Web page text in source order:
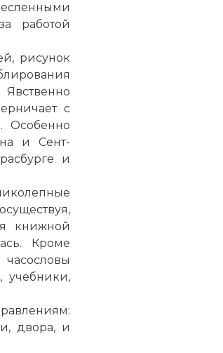
работой
рисунок
с
Особенно
и Сент-
и
книжной
Кроме
учебники,
двора, и